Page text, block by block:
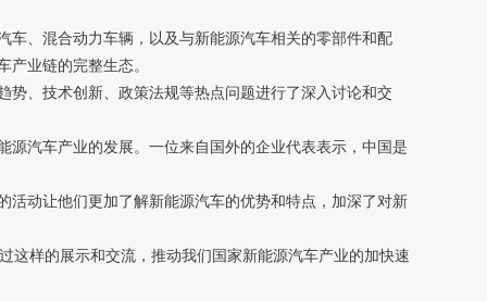
、混合动力车辆，以及与新能源汽车相关的零部件和配
业链的完整生态。
、技术创新、政策法规等热点问题进行了深入讨论和交
汽车产业的发展。一位来自国外的企业代表表示，中国是
动让他们更加了解新能源汽车的优势和特点，加深了对新
样的展示和交流，推动我们国家新能源汽车产业的加快速